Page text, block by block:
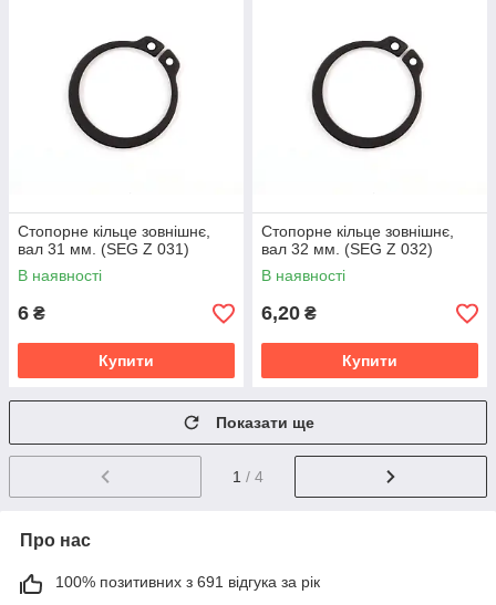
Стопорне кільце зовнішнє,
вал 31 мм. (SEG Z 031)
В наявності
6 ₴
Купити
Стопорне кільце зовнішнє,
вал 32 мм. (SEG Z 032)
В наявності
6,20 ₴
Купити
Показати ще
1 / 4
Про нас
100% позитивних з 691 відгука за рік